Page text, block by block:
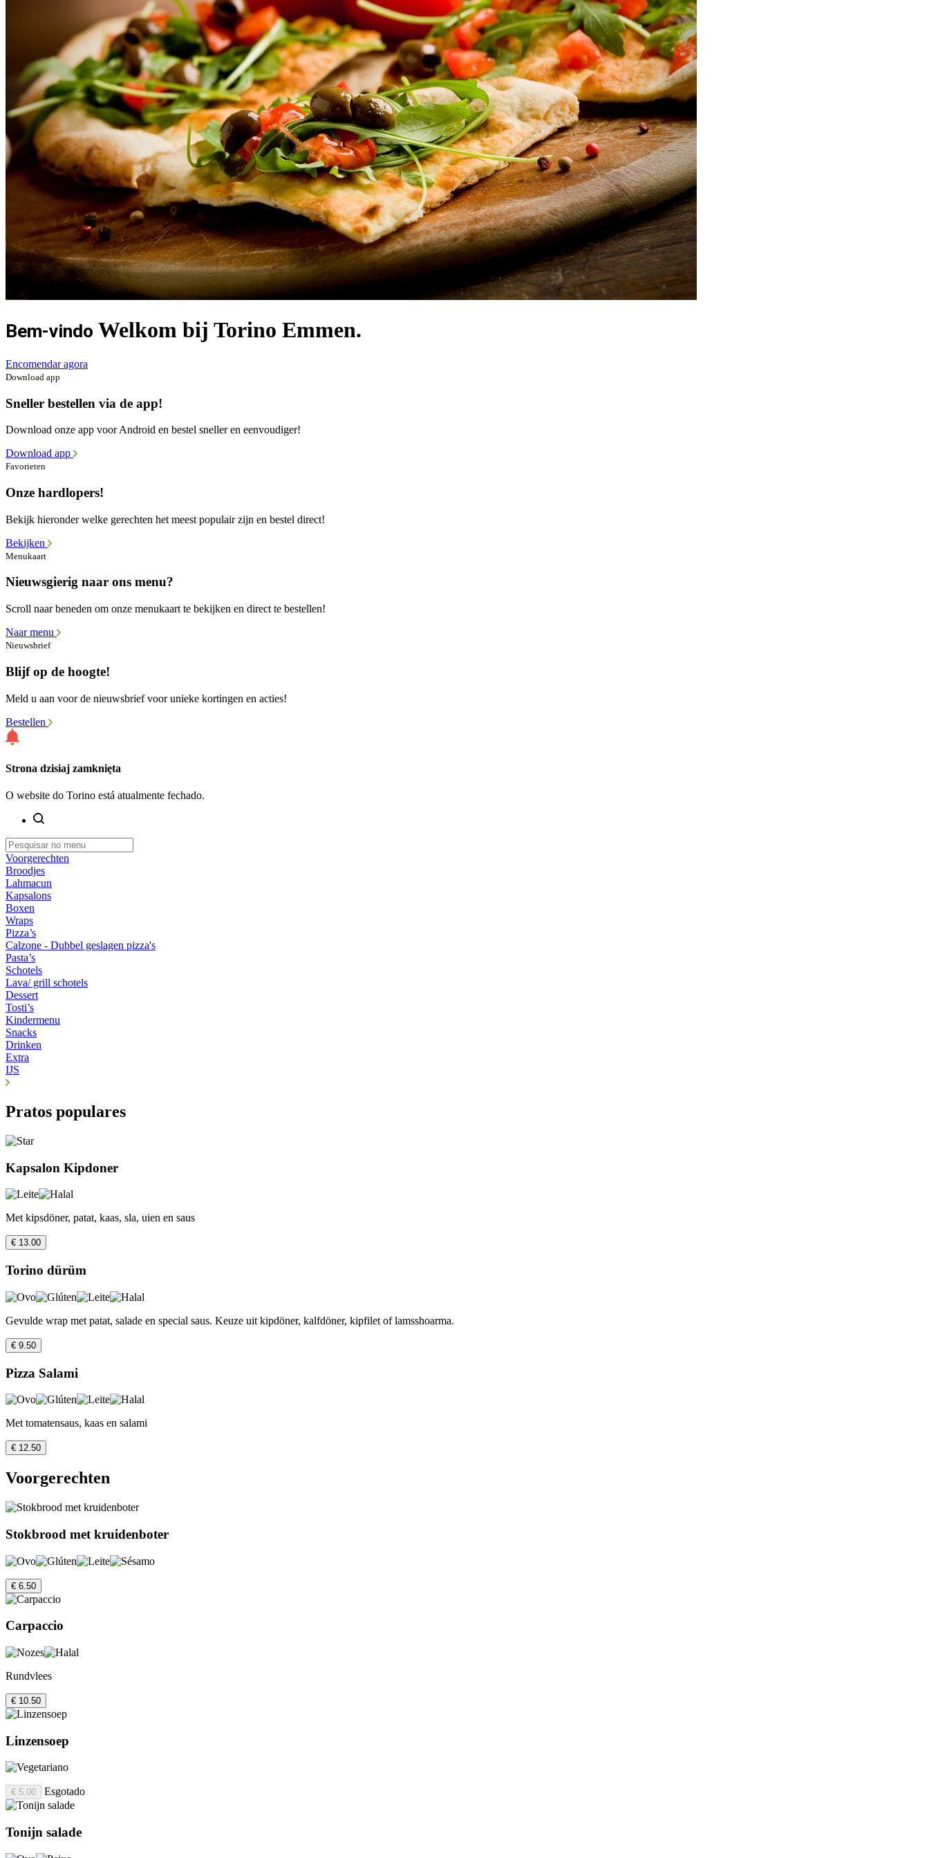
Bem-vindo Welkom bij Torino Emmen.
Encomendar agora
Download app
Sneller bestellen via de app!
Download onze app voor Android en bestel sneller en eenvoudiger!
Download app
Favorieten
Onze hardlopers!
Bekijk hieronder welke gerechten het meest populair zijn en bestel direct!
Bekijken
Menukaart
Nieuwsgierig naar ons menu?
Scroll naar beneden om onze menukaart te bekijken en direct te bestellen!
Naar menu
Nieuwsbrief
Blijf op de hoogte!
Meld u aan voor de nieuwsbrief voor unieke kortingen en acties!
Bestellen
Strona dzisiaj zamknięta
O website do Torino está atualmente fechado.
Voorgerechten
Broodjes
Lahmacun
Kapsalons
Boxen
Wraps
Pizza’s
Calzone - Dubbel geslagen pizza's
Pasta’s
Schotels
Lava/ grill schotels
Dessert
Tosti’s
Kindermenu
Snacks
Drinken
Extra
IJS
Pratos populares
Kapsalon Kipdoner
Met kipsdöner, patat, kaas, sla, uien en saus
€ 13.00
Torino dürüm
Gevulde wrap met patat, salade en special saus. Keuze uit kipdöner, kalfdöner, kipfilet of lamsshoarma.
€ 9.50
Pizza Salami
Met tomatensaus, kaas en salami
€ 12.50
Voorgerechten
Stokbrood met kruidenboter
€ 6.50
Carpaccio
Rundvlees
€ 10.50
Linzensoep
€ 5.00 Esgotado
Tonijn salade